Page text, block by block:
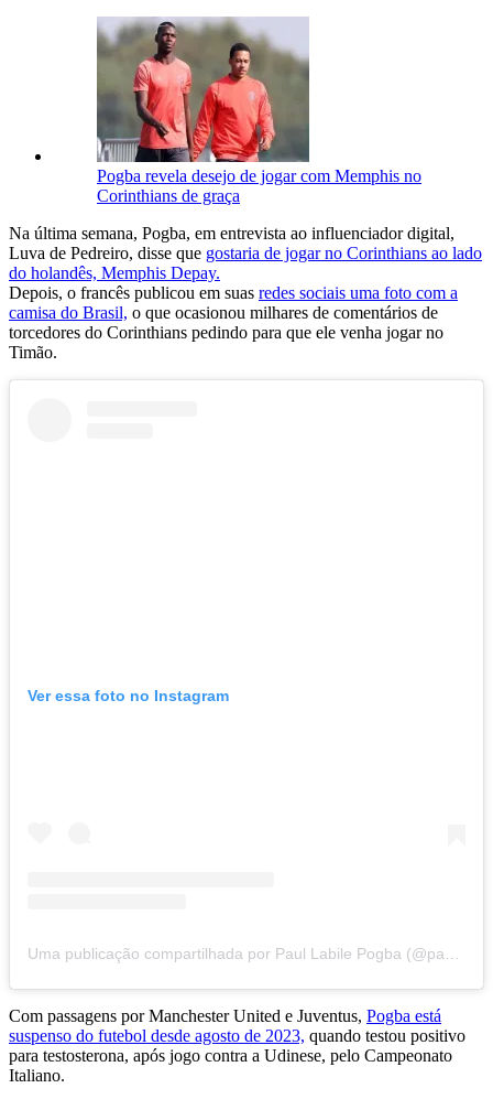
Pogba revela desejo de jogar com Memphis no
Corinthians de graça
Na última semana, Pogba, em entrevista ao influenciador digital,
Luva de Pedreiro, disse que gostaria de jogar no Corinthians ao lado
do holandês, Memphis Depay.
Depois, o francês publicou em suas redes sociais uma foto com a
camisa do Brasil, o que ocasionou milhares de comentários de
torcedores do Corinthians pedindo para que ele venha jogar no
Timão.
Ver essa foto no Instagram
Com passagens por Manchester United e Juventus, Pogba está
suspenso do futebol desde agosto de 2023, quando testou positivo
para testosterona, após jogo contra a Udinese, pelo Campeonato
Italiano.